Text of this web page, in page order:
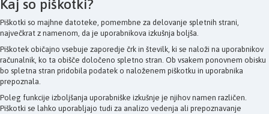
Kaj so piškotki?
Piškotki so majhne datoteke, pomembne za delovanje spletnih strani,
največkrat z namenom, da je uporabnikova izkušnja boljša.
Piškotek običajno vsebuje zaporedje črk in številk, ki se naloži na uporabnikov
računalnik, ko ta obišče določeno spletno stran. Ob vsakem ponovnem obisku
bo spletna stran pridobila podatek o naloženem piškotku in uporabnika
prepoznala.
Poleg funkcije izboljšanja uporabniške izkušnje je njihov namen različen.
Piškotki se lahko uporabljajo tudi za analizo vedenja ali prepoznavanje